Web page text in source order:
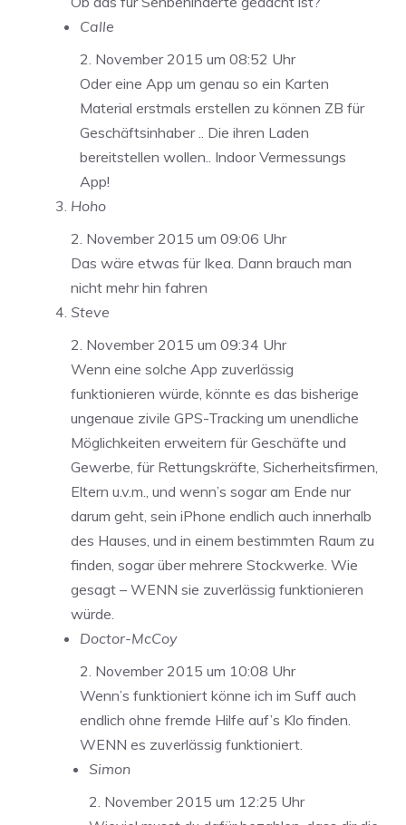
Calle
2. November 2015 um 08:52 Uhr
Oder eine App um genau so ein Karten
Material erstmals erstellen zu können ZB für
Geschäftsinhaber .. Die ihren Laden
bereitstellen wollen.. Indoor Vermessungs
App!
Hoho
2. November 2015 um 09:06 Uhr
Das wäre etwas für Ikea. Dann brauch man
nicht mehr hin fahren
Steve
2. November 2015 um 09:34 Uhr
Wenn eine solche App zuverlässig
funktionieren würde, könnte es das bisherige
ungenaue zivile GPS-Tracking um unendliche
Möglichkeiten erweitern für Geschäfte und
Gewerbe, für Rettungskräfte, Sicherheitsfirmen,
Eltern u.v.m., und wenn’s sogar am Ende nur
darum geht, sein iPhone endlich auch innerhalb
des Hauses, und in einem bestimmten Raum zu
finden, sogar über mehrere Stockwerke. Wie
gesagt – WENN sie zuverlässig funktionieren
würde.
Doctor-McCoy
2. November 2015 um 10:08 Uhr
Wenn’s funktioniert könne ich im Suff auch
endlich ohne fremde Hilfe auf’s Klo finden.
WENN es zuverlässig funktioniert.
Simon
2. November 2015 um 12:25 Uhr